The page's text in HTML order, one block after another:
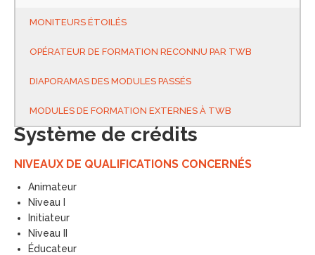
MONITEURS ÉTOILÉS
OPÉRATEUR DE FORMATION RECONNU PAR TWB
DIAPORAMAS DES MODULES PASSÉS
MODULES DE FORMATION EXTERNES À TWB
Système de crédits
NIVEAUX DE QUALIFICATIONS CONCERNÉS
Animateur
Niveau I
Initiateur
Niveau II
Éducateur